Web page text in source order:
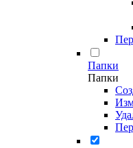
Папки
Папки